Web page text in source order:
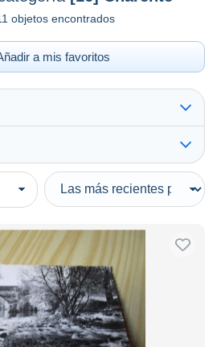
objetos encontrados
a mis favoritos